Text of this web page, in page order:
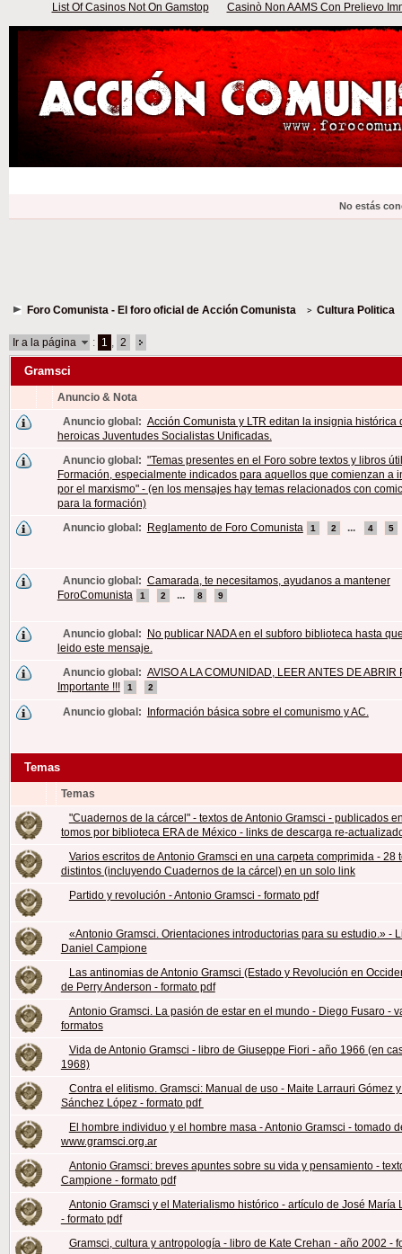
List Of Casinos Not On Gamstop Casinò Non AAMS Con Prelievo
No estás
Foro Comunista - El foro oficial de Acción Comunista Cultura Politica
Ir a la página : 1 2
Gramsci
Anuncio & Nota
Anuncio global: Acción Comunista y LTR editan la insignia histórica
heroicas Juventudes Socialistas Unificadas.
Anuncio global: "Temas presentes en el Foro sobre textos y libros
Formación, especialmente indicados para aquellos que comienzan a
por el marxismo" - (en los mensajes hay temas relacionados con
para la formación)
Anuncio global: Reglamento de Foro Comunista 1 2 ... 4 5
Anuncio global: Camarada, te necesitamos, ayudanos a mantener
ForoComunista
1 2 ... 8 9
Anuncio global: No publicar NADA en el subforo biblioteca hasta
leido este mensaje.
Anuncio global: AVISO A LA COMUNIDAD, LEER ANTES DE ABRIR
Importante !!!
1 2
Anuncio global: Información básica sobre el comunismo y AC.
Temas
Temas
"Cuadernos de la cárcel" - textos de Antonio Gramsci - publicados
tomos por biblioteca ERA de México - links de descarga re-
Varios escritos de Antonio Gramsci en una carpeta comprimida - 28
distintos (incluyendo Cuadernos de la cárcel) en un solo link
Partido y revolución - Antonio Gramsci - formato pdf
«Antonio Gramsci. Orientaciones introductorias para su estudio.» -
Daniel Campione
Las antinomias de Antonio Gramsci (Estado y Revolución en
de Perry Anderson - formato pdf
Antonio Gramsci. La pasión de estar en el mundo - Diego Fusaro -
formatos
Vida de Antonio Gramsci - libro de Giuseppe Fiori - año 1966 (en
1968)
Contra el elitismo. Gramsci: Manual de uso - Maite Larrauri Gómez
Sánchez López - formato pdf
El hombre individuo y el hombre masa - Antonio Gramsci - tomado
www.gramsci.org.ar
Antonio Gramsci: breves apuntes sobre su vida y pensamiento -
Campione - formato pdf
Antonio Gramsci y el Materialismo histórico - artículo de José María
- formato pdf
Gramsci, cultura y antropología - libro de Kate Crehan - año 2002 -